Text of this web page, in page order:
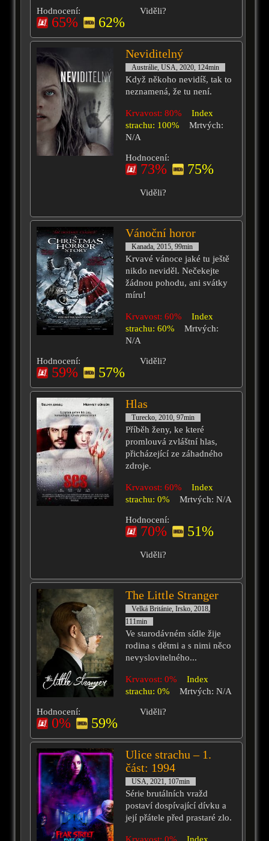
Hodnocení:
65% 62%
Viděli?
Neviditelný
Austrálie, USA, 2020, 124min
Když někoho nevidíš, tak to
neznamená, že tu není.
Krvavost: 80%
Index
strachu: 100%
Mrtvých:
N/A
Hodnocení:
73% 75%
Viděli?
Vánoční horor
Kanada, 2015, 99min
Krvavé vánoce jaké tu ještě
nikdo neviděl. Nečekejte
žádnou pohodu, ani svátky
míru!
Krvavost: 60%
Index
strachu: 60%
Mrtvých:
N/A
Hodnocení:
59% 57%
Viděli?
Hlas
Turecko, 2010, 97min
Příběh ženy, ke které
promlouvá zvláštní hlas,
přicházející ze záhadného
zdroje.
Krvavost: 60%
Index
strachu: 0%
Mrtvých: N/A
Hodnocení:
70% 51%
Viděli?
The Little Stranger
Velká Británie, Irsko, 2018,
111min
Ve starodávném sídle žije
rodina s dětmi a s nimi něco
nevyslovitelného...
Krvavost: 0%
Index
strachu: 0%
Mrtvých: N/A
Hodnocení:
0% 59%
Viděli?
Ulice strachu – 1.
část: 1994
USA, 2021, 107min
Série brutálních vražd
postaví dospívající dívku a
její přátele před prastaré zlo.